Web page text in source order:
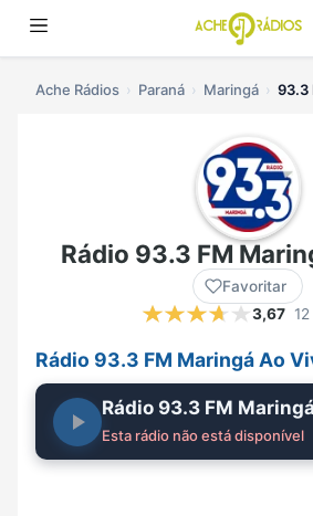
Ache Rádios Paraná Maringá 93.3
Rádio 93.3 FM
Favoritar
3,67
Rádio 93.3 FM Maringá Ao
Rádio 93.3 FM Maringá
Esta rádio não está disponível